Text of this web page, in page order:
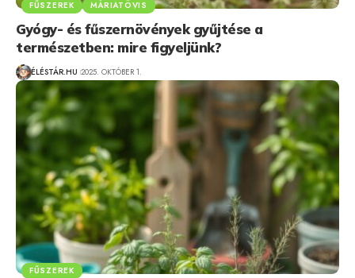
FŰSZEREK MÁRIATÖVIS
Gyógy- és fűszernövények gyűjtése a
természetben: mire figyeljünk?
ÉLÉSTÁR.HU 2025. OKTÓBER 1.
FŰSZEREK